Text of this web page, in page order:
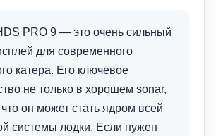
PRO 9 — это очень сильный
для современного
катера. Его ключевое
не только в хорошем sonar,
он может стать ядром всей
системы лодки. Если нужен